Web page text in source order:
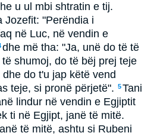
u ul mbi shtratin e tij.
Jozefit: "Perëndia i
në Luc, në vendin e
dhe më tha: "Ja, unë do të të
shumoj, do të bëj prej teje
do t'u jap këtë vend
teje, si pronë përjetë". 5Tani
lindur në vendin e Egjiptit
ti në Egjipt, janë të mitë.
të mitë, ashtu si Rubeni